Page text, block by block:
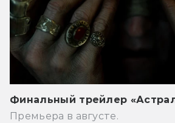
Финальный трейлер
Премьера в августе.